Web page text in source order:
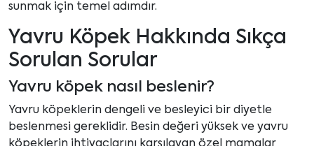
sunmak için temel adımdır.
Yavru Köpek Hakkında Sıkça
Sorulan Sorular
Yavru köpek nasıl beslenir?
Yavru köpeklerin dengeli ve besleyici bir diyetle
beslenmesi gereklidir. Besin değeri yüksek ve yavru